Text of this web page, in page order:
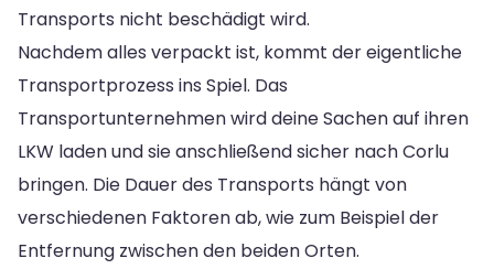
Transports nicht beschädigt wird.
Nachdem alles verpackt ist, kommt der eigentliche
Transportprozess ins Spiel. Das
Transportunternehmen wird deine Sachen auf ihren
LKW laden und sie anschließend sicher nach Corlu
bringen. Die Dauer des Transports hängt von
verschiedenen Faktoren ab, wie zum Beispiel der
Entfernung zwischen den beiden Orten.